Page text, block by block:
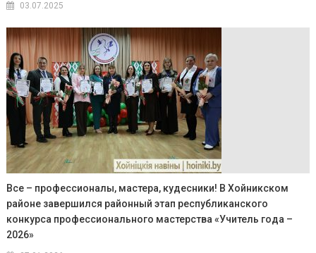
03.07.2025
Все – профессионалы, мастера, кудесники! В Хойникском
районе завершился районный этап республиканского
конкурса профессионального мастерства «Учитель года –
2026»